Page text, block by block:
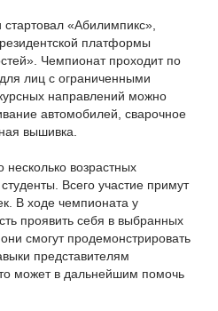
«Абилимпикс»,
платформы
Чемпионат проходит по
лиц с ограниченными
направлений можно
автомобилей, сварочное
вышивка.
возрастных
Всего участие примут
В ходе чемпионата у
проявить себя в выбранных
смогут продемонстрировать
представителям
может в дальнейшим помочь